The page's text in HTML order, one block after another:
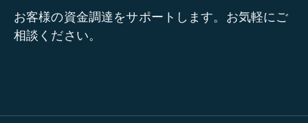
お客様の資金調達をサポートします。お気軽にご
相談ください。